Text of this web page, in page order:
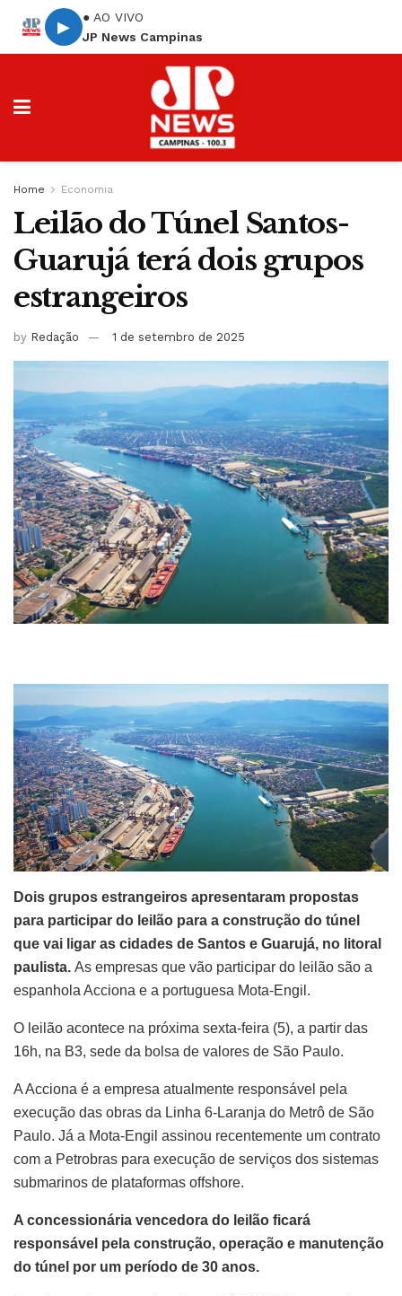
▶
● AO VIVO
JP News Campinas
Home Economia
Leilão do Túnel Santos-
Guarujá terá dois grupos
estrangeiros
by Redação 1 de setembro de 2025
Dois grupos estrangeiros apresentaram propostas
para participar do leilão para a construção do túnel
que vai ligar as cidades de Santos e Guarujá, no litoral
paulista. As empresas que vão participar do leilão são a
espanhola Acciona e a portuguesa Mota-Engil.
O leilão acontece na próxima sexta-feira (5), a partir das
16h, na B3, sede da bolsa de valores de São Paulo.
A Acciona é a empresa atualmente responsável pela
execução das obras da Linha 6-Laranja do Metrô de São
Paulo. Já a Mota-Engil assinou recentemente um contrato
com a Petrobras para execução de serviços dos sistemas
submarinos de plataformas offshore.
A concessionária vencedora do leilão ficará
responsável pela construção, operação e manutenção
do túnel por um período de 30 anos.